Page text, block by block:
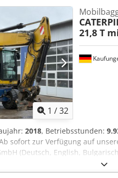
1 /32
21,8 T
2018, Betriebsstunden:
Ab sofort zur Verfügung auf
(Deutsch, English,
CAT M322F Mobilbagger
Hammer